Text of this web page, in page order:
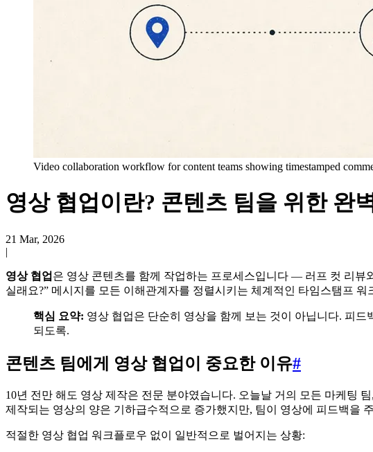
Video collaboration workflow for content teams showing timestamped
영상 협업이란? 콘텐츠 팀을 위한 완
21 Mar, 2026
|
영상 협업 은 영상 콘텐츠를 함께 작업하는 프로세스입니다 — 러프 컷 리뷰
실래요?” 메시지를 모든 이해관계자를 정렬시키는 체계적인 타임스탬프 워
핵심 요약: 영상 협업은 단순히 영상을 함께 보는 것이 아닙니다. 피
되도록.
콘텐츠 팀에게 영상 협업이 중요한 이유#
10년 전만 해도 영상 제작은 전문 분야였습니다. 오늘날 거의 모든 마케팅
제작되는 영상의 양은 기하급수적으로 증가했지만, 팀이 영상에 피드백을
적절한 영상 협업 워크플로우 없이 일반적으로 벌어지는 상황: